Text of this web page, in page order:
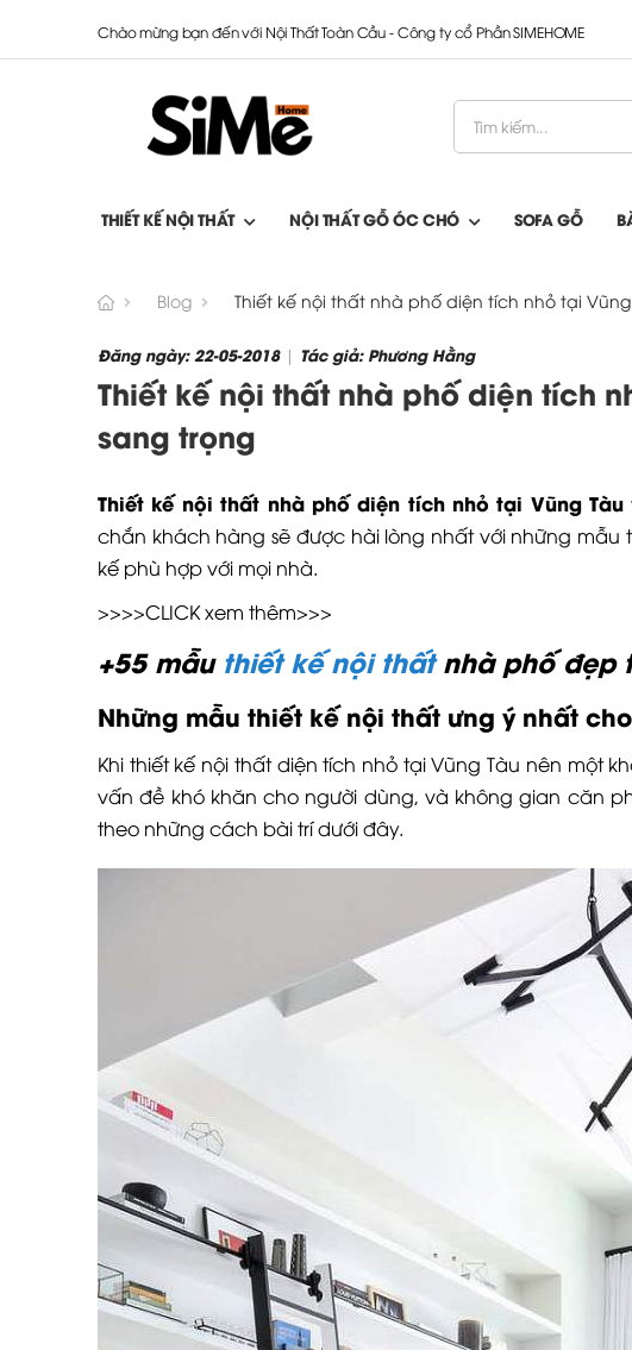
Chào mừng bạn đến với Nội Thất Toàn Cầu - Công ty cổ Phần SIMEHOME
THIẾT KẾ NỘI THẤT NỘI THẤT GỖ ÓC CHÓ SOFA GỖ
Blog Thiết kế nội thất nhà phố diện tích nhỏ tại
Đăng ngày: 22-05-2018| Tác giả: Phương Hằng
Thiết kế nội thất nhà phố diện tích
sang trọng
Thiết kế nội thất nhà phố diện tích nhỏ tại Vũng Tàu
chắn khách hàng sẽ được hài lòng nhất với những
kế phù hợp với mọi nhà.
>>>>CLICK xem thêm>>>
+55 mẫu thiết kế nội thấtnhà phố đẹp
Những mẫu thiết kế nội thất ưng ý nhất
Khi thiết kế nội thất diện tích nhỏ tại Vũng Tàu nên một
vấn đề khó khăn cho người dùng, và không gian căn
theo những cách bài trí dưới đây.